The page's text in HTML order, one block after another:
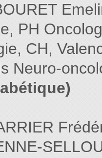
PH
CH,
Neuro-